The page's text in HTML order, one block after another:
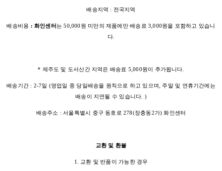
배송지역 : 전국지역
배송비용 : 화인센터는 50,000원 미만의 제품에만 배송료 3,000원을 포함하고 있습니
다.
* 제주도 및 도서산간 지역은 배송료 5,000원이 추가됩니다.
배송기간 : 2-7일 (영업일 중 당일배송을 원칙으로 하고 있으며, 주말 및 연휴기간에는
배송이 지연될 수 있습니다. )
배송주소 : 서울특별시 중구 동호로 278(장충동2가) 화인센터
교환 및 환불
1. 교환 및 반품이 가능한 경우